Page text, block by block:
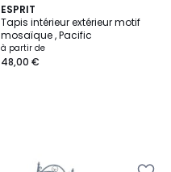
ESPRIT
Tapis intérieur extérieur motif
mosaïque , Pacific
à partir de
48,00 €